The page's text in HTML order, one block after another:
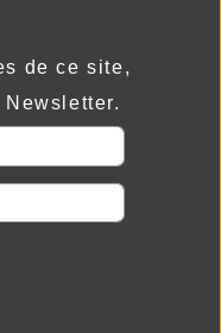
de ce site,